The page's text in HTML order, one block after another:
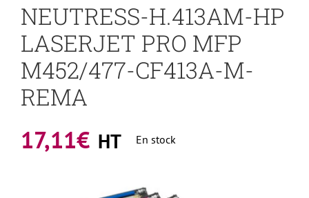
NEUTRESS-H.413AM-HP
LASERJET PRO MFP
M452/477-CF413A-M-
REMA
17,11€ HT En stock